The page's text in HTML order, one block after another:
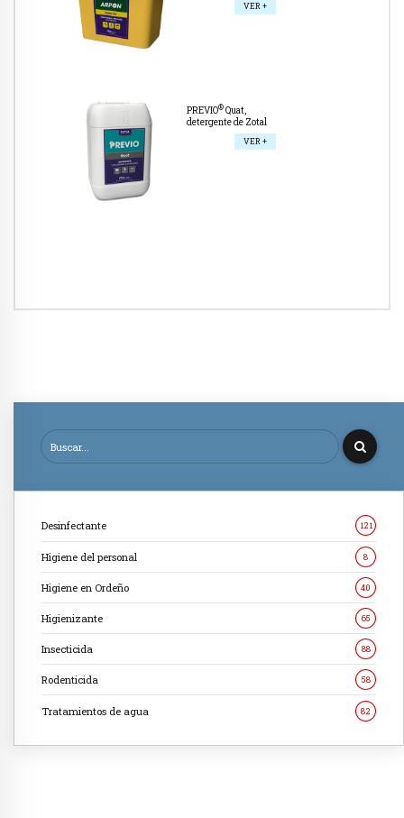
VER +
PREVIO®Quat,
detergente de Zotal
VER +
Desinfectante 121
Higiene del personal 8
Higiene en Ordeño 40
Higienizante 65
Insecticida 88
Rodenticida 58
Tratamientos de agua 82